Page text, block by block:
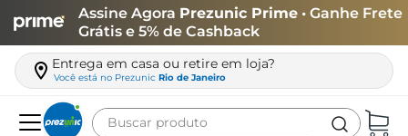
Assine Agora Prezunic Prime • Ganhe Frete
Grátis e 5% de Cashback
Entrega em casa ou retire em loja?
Você está no Prezunic Rio de Janeiro
Buscar produto